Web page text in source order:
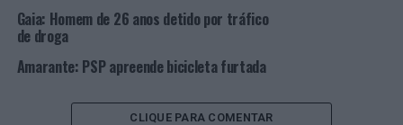
Foto: DR.
TÓPICOS RELACIONADOS: CRIMINALIDADE
Gaia: Homem de 26 anos detido por tráfico
de droga
Amarante: PSP apreende bicicleta furtada
CLIQUE PARA COMENTAR